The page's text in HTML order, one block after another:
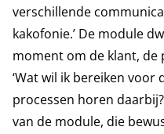
verschillende
kakofonie.’ De module
moment om de klant, de
‘Wat wil ik bereiken voor
processen horen
van de module, die